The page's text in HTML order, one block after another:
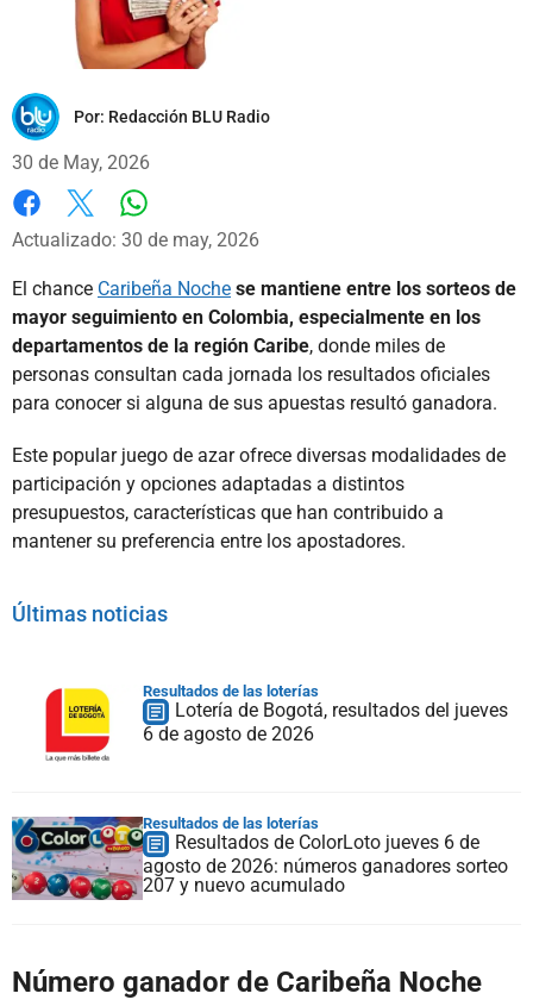
Por: Redacción BLU Radio
30 de May, 2026
Facebook
X
Actualizado: 30 de may, 2026
El chance Caribeña Noche se mantiene entre los sorteos de
mayor seguimiento en Colombia, especialmente en los
departamentos de la región Caribe, donde miles de
personas consultan cada jornada los resultados oficiales
para conocer si alguna de sus apuestas resultó ganadora.
Este popular juego de azar ofrece diversas modalidades de
participación y opciones adaptadas a distintos
presupuestos, características que han contribuido a
mantener su preferencia entre los apostadores.
Últimas noticias
Resultados de las loterías
Lotería de Bogotá, resultados del jueves
6 de agosto de 2026
Resultados de las loterías
Resultados de ColorLoto jueves 6 de
agosto de 2026: números ganadores sorteo
207 y nuevo acumulado
Número ganador de Caribeña Noche